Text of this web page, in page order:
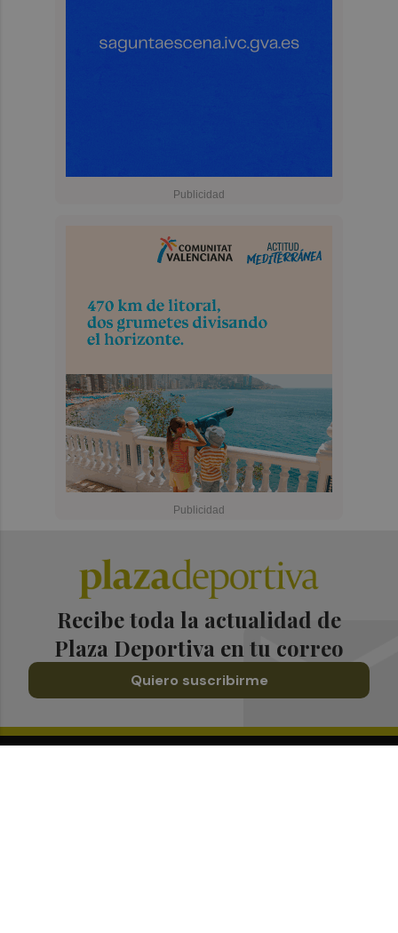
Recibe toda la actualidad de
Plaza Deportiva en tu correo
Quiero suscribirme